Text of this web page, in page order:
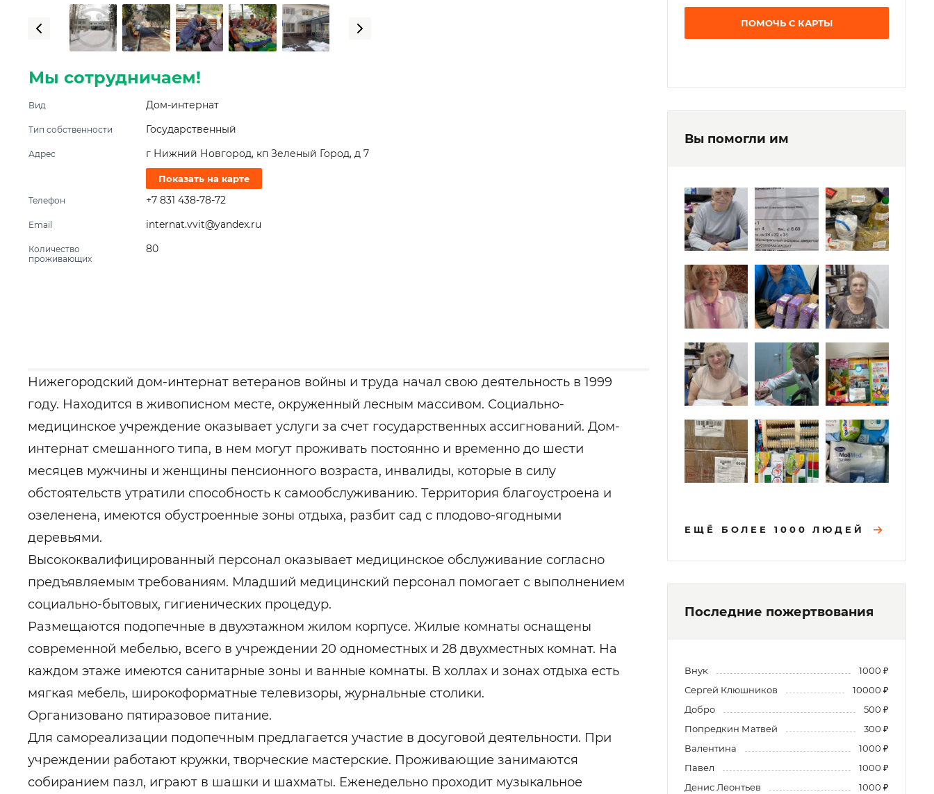
Мы сотрудничаем!
Вид Дом-интернат
Тип собственности Государственный
Адрес г Нижний Новгород, кп Зеленый Город, д 7
Показать на карте
Телефон +7 831 438-78-72
Email internat.vvit@yandex.ru
Количество
проживающих
80
Нижегородский дом-интернат ветеранов войны и труда начал свою деятельность в 1999
году. Находится в живописном месте, окруженный лесным массивом. Социально-
медицинское учреждение оказывает услуги за счет государственных ассигнований. Дом-
интернат смешанного типа, в нем могут проживать постоянно и временно до шести
месяцев мужчины и женщины пенсионного возраста, инвалиды, которые в силу
обстоятельств утратили способность к самообслуживанию. Территория благоустроена и
озеленена, имеются обустроенные зоны отдыха, разбит сад с плодово-ягодными
деревьями.
Высококвалифицированный персонал оказывает медицинское обслуживание согласно
предъявляемым требованиям. Младший медицинский персонал помогает с выполнением
социально-бытовых, гигиенических процедур.
Размещаются подопечные в двухэтажном жилом корпусе. Жилые комнаты оснащены
современной мебелью, всего в учреждении 20 одноместных и 28 двухместных комнат. На
каждом этаже имеются санитарные зоны и ванные комнаты. В холлах и зонах отдыха есть
мягкая мебель, широкоформатные телевизоры, журнальные столики.
Организовано пятиразовое питание.
Для самореализации подопечным предлагается участие в досуговой деятельности. При
учреждении работают кружки, творческие мастерские. Проживающие занимаются
собиранием пазл, играют в шашки и шахматы. Еженедельно проходит музыкальное
ПОМОЧЬ С КАРТЫ
Вы помогли им
ЕЩЁ БОЛЕЕ 1000 ЛЮДЕЙ
Последние пожертвования
Внук
1000 ₽
Сергей Клюшников
10000 ₽
Добро
500 ₽
Попредкин Матвей
300 ₽
Валентина
1000 ₽
Павел
1000 ₽
Денис Леонтьев
1000 ₽